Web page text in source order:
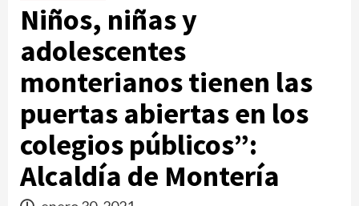
Niños, niñas y
adolescentes
monterianos tienen las
puertas abiertas en los
colegios públicos”:
Alcaldía de Montería